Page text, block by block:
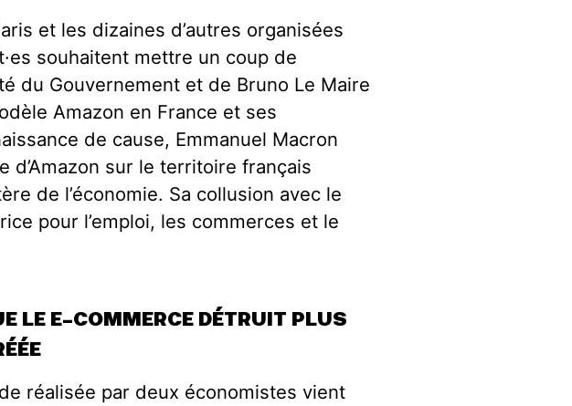
et les dizaines d’autres organisées
souhaitent mettre un coup de
du Gouvernement et de Bruno Le Maire
Amazon en France et ses
de cause, Emmanuel Macron
d’Amazon sur le territoire français
de l’économie. Sa collusion avec le
pour l’emploi, les commerces et le
LE E-COMMERCE DÉTRUIT PLUS
réalisée par deux économistes vient